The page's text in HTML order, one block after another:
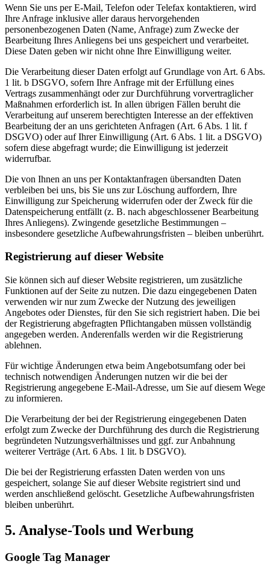
Wenn Sie uns per E-Mail, Telefon oder Telefax kontaktieren, wird
Ihre Anfrage inklusive aller daraus hervorgehenden
personenbezogenen Daten (Name, Anfrage) zum Zwecke der
Bearbeitung Ihres Anliegens bei uns gespeichert und verarbeitet.
Diese Daten geben wir nicht ohne Ihre Einwilligung weiter.
Die Verarbeitung dieser Daten erfolgt auf Grundlage von Art. 6 Abs.
1 lit. b DSGVO, sofern Ihre Anfrage mit der Erfüllung eines
Vertrags zusammenhängt oder zur Durchführung vorvertraglicher
Maßnahmen erforderlich ist. In allen übrigen Fällen beruht die
Verarbeitung auf unserem berechtigten Interesse an der effektiven
Bearbeitung der an uns gerichteten Anfragen (Art. 6 Abs. 1 lit. f
DSGVO) oder auf Ihrer Einwilligung (Art. 6 Abs. 1 lit. a DSGVO)
sofern diese abgefragt wurde; die Einwilligung ist jederzeit
widerrufbar.
Die von Ihnen an uns per Kontaktanfragen übersandten Daten
verbleiben bei uns, bis Sie uns zur Löschung auffordern, Ihre
Einwilligung zur Speicherung widerrufen oder der Zweck für die
Datenspeicherung entfällt (z. B. nach abgeschlossener Bearbeitung
Ihres Anliegens). Zwingende gesetzliche Bestimmungen –
insbesondere gesetzliche Aufbewahrungsfristen – bleiben unberührt.
Registrierung auf dieser Website
Sie können sich auf dieser Website registrieren, um zusätzliche
Funktionen auf der Seite zu nutzen. Die dazu eingegebenen Daten
verwenden wir nur zum Zwecke der Nutzung des jeweiligen
Angebotes oder Dienstes, für den Sie sich registriert haben. Die bei
der Registrierung abgefragten Pflichtangaben müssen vollständig
angegeben werden. Anderenfalls werden wir die Registrierung
ablehnen.
Für wichtige Änderungen etwa beim Angebotsumfang oder bei
technisch notwendigen Änderungen nutzen wir die bei der
Registrierung angegebene E-Mail-Adresse, um Sie auf diesem Wege
zu informieren.
Die Verarbeitung der bei der Registrierung eingegebenen Daten
erfolgt zum Zwecke der Durchführung des durch die Registrierung
begründeten Nutzungsverhältnisses und ggf. zur Anbahnung
weiterer Verträge (Art. 6 Abs. 1 lit. b DSGVO).
Die bei der Registrierung erfassten Daten werden von uns
gespeichert, solange Sie auf dieser Website registriert sind und
werden anschließend gelöscht. Gesetzliche Aufbewahrungsfristen
bleiben unberührt.
5. Analyse-Tools und Werbung
Google Tag Manager